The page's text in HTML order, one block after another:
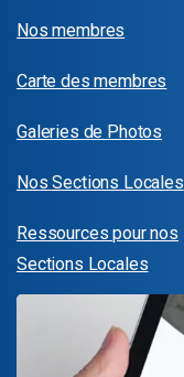
Nos membres
Carte des membres
Galeries de Photos
Nos Sections Locales
Ressources pour nos
Sections Locales